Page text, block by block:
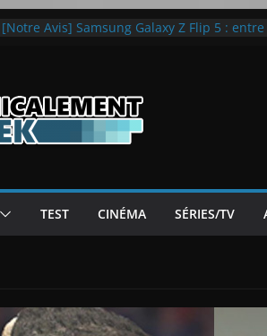
[Notre Avis] Samsung Galaxy Z Flip 5 :
[Notre Avis] Spy x Family: Code White
LEGO dévoile la LEGO Technic McLaren P1
TEST CINÉMA SÉRIES/TV